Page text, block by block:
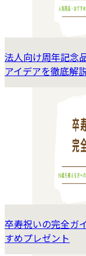
法人向け周年記念
アイデアを徹底解
卒寿祝いの完全ガ
すめプレゼント